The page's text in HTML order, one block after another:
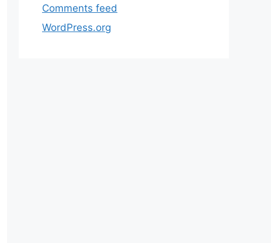
Comments feed
WordPress.org